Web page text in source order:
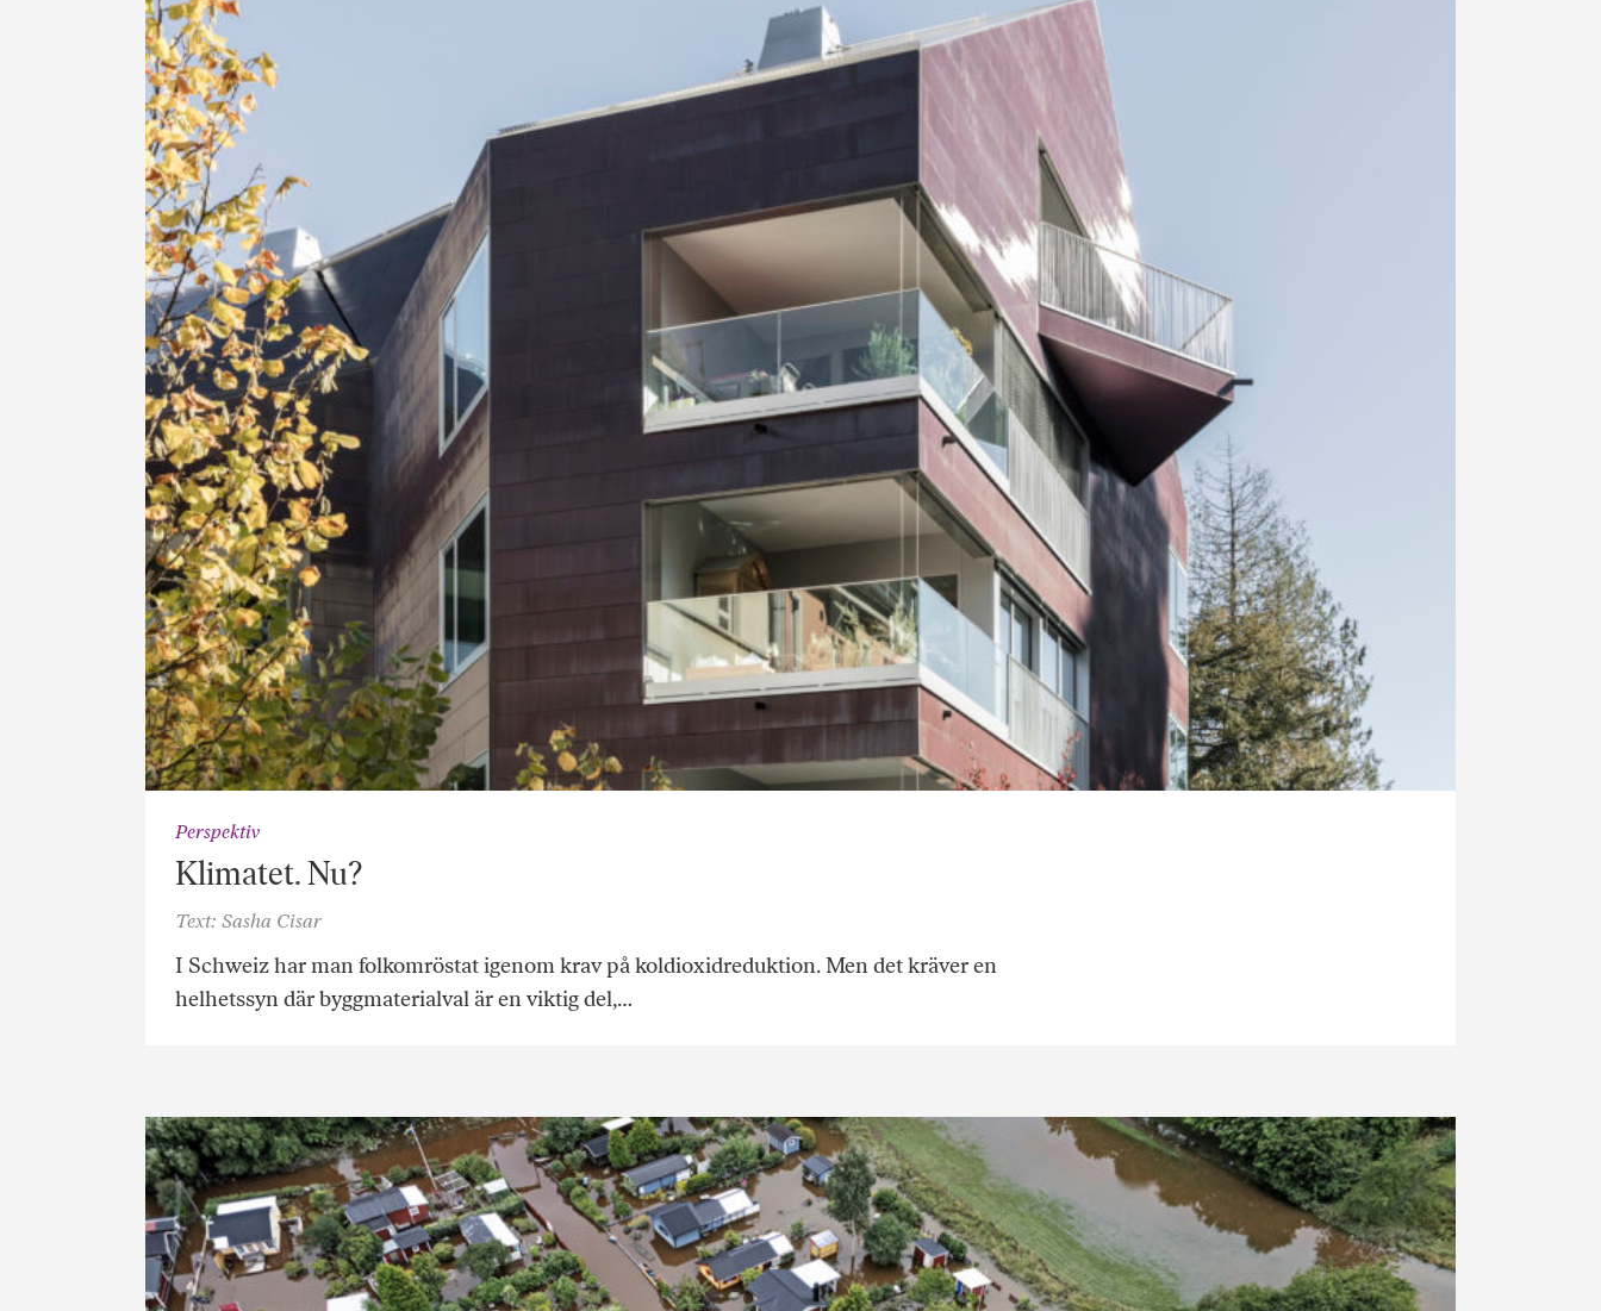
Perspektiv
Klimatet. Nu?
Text: Sasha Cisar
I Schweiz har man folkomröstat igenom krav på koldioxidreduktion. Men det kräver en
helhetssyn där byggmaterialval är en viktig del,…